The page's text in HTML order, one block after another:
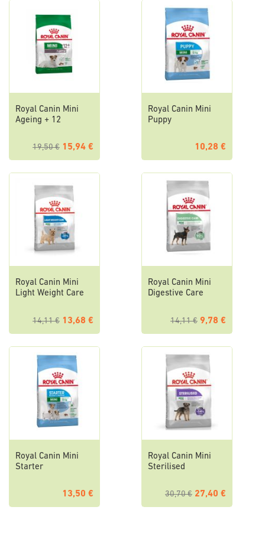
Royal Canin Mini
Ageing + 12
19,50 € 15,94 €
Royal Canin Mini
Puppy
10,28 €
Royal Canin Mini
Light Weight Care
14,11 € 13,68 €
Royal Canin Mini
Digestive Care
14,11 € 9,78 €
Royal Canin Mini
Starter
13,50 €
Royal Canin Mini
Sterilised
30,70 € 27,40 €